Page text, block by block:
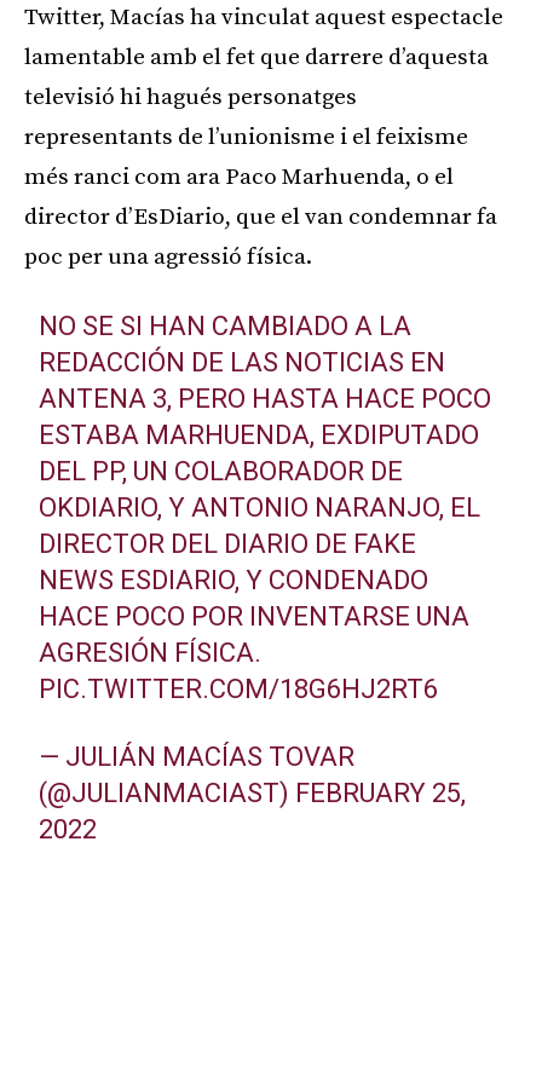
Twitter, Macías ha vinculat aquest espectacle
lamentable amb el fet que darrere d’aquesta
televisió hi hagués personatges
representants de l’unionisme i el feixisme
més ranci com ara Paco Marhuenda, o el
director d’EsDiario, que el van condemnar fa
poc per una agressió física.
NO SE SI HAN CAMBIADO A LA
REDACCIÓN DE LAS NOTICIAS EN
ANTENA 3, PERO HASTA HACE POCO
ESTABA MARHUENDA, EXDIPUTADO
DEL PP, UN COLABORADOR DE
OKDIARIO, Y ANTONIO NARANJO, EL
DIRECTOR DEL DIARIO DE FAKE
NEWS ESDIARIO, Y CONDENADO
HACE POCO POR INVENTARSE UNA
AGRESIÓN FÍSICA.
PIC.TWITTER.COM/18G6HJ2RT6
— JULIÁN MACÍAS TOVAR
(@JULIANMACIAST) FEBRUARY 25,
2022